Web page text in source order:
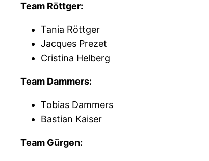
Team Röttger:
Tania Röttger
Jacques Prezet
Cristina Helberg
Team Dammers:
Tobias Dammers
Bastian Kaiser
Team Gürgen: